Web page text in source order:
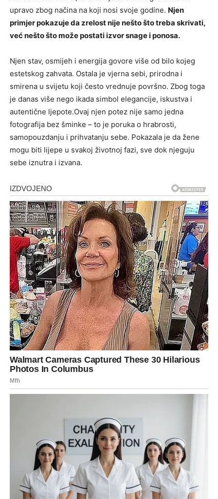
upravo zbog načina na koji nosi svoje godine. Njen
primjer pokazuje da zrelost nije nešto što treba skrivati,
već nešto što može postati izvor snage i ponosa.
Njen stav, osmijeh i energija govore više od bilo kojeg
estetskog zahvata. Ostala je vjerna sebi, prirodna i
smirena u svijetu koji često vrednuje površno. Zbog toga
je danas više nego ikada simbol elegancije, iskustva i
autentične ljepote.Ovaj njen potez nije samo jedna
fotografija bez šminke – to je poruka o hrabrosti,
samopouzdanju i prihvatanju sebe. Pokazala je da žene
mogu biti lijepe u svakoj životnoj fazi, sve dok njeguju
sebe iznutra i izvana.